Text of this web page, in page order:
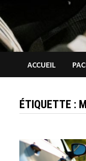
ACCUEIL
ÉTIQUETTE :